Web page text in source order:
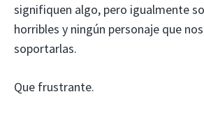
signifiquen algo, pero igualmente
horribles y ningún personaje que
soportarlas.
Que frustrante.